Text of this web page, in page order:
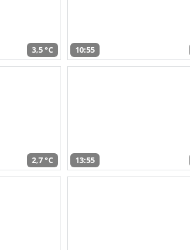
3,5 °C 10:55
2,7 °C 13:55